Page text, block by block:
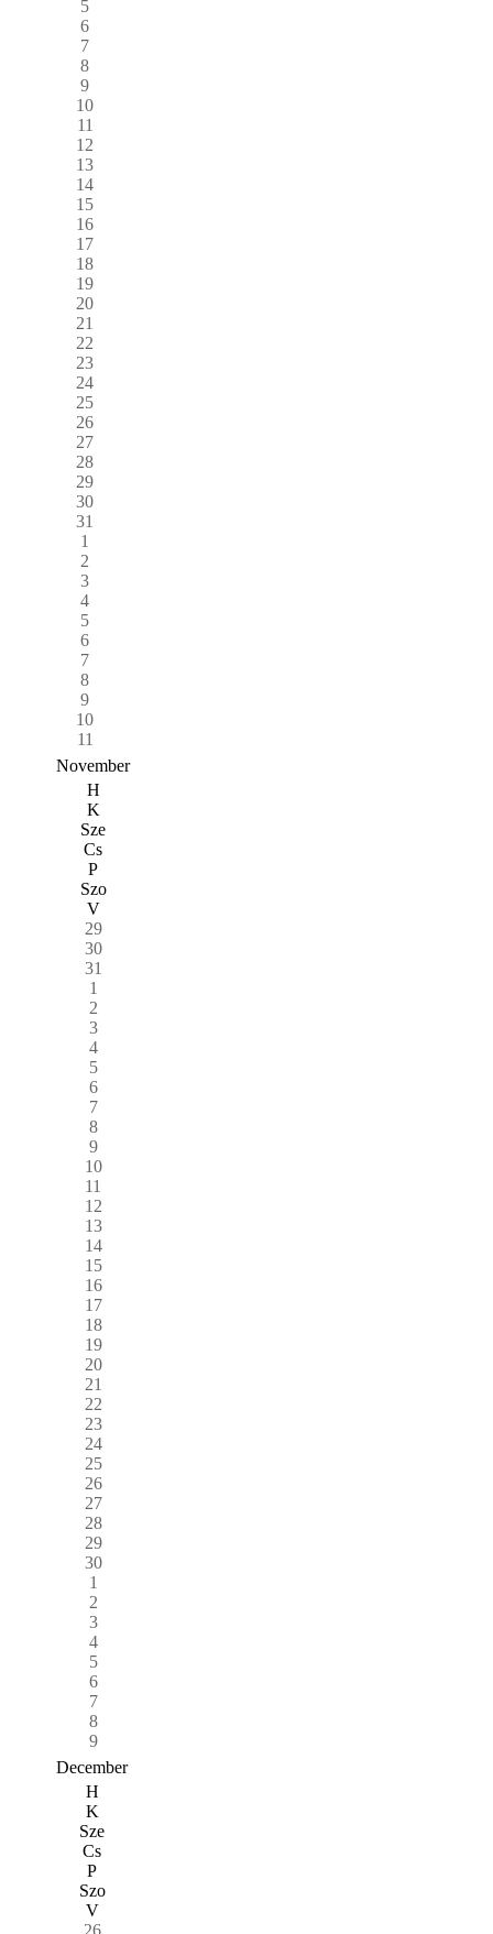
5
6
7
8
9
10
11
12
13
14
15
16
17
18
19
20
21
22
23
24
25
26
27
28
29
30
31
1
2
3
4
5
6
7
8
9
10
11
November
H
K
Sze
Cs
P
Szo
V
29
30
31
1
2
3
4
5
6
7
8
9
10
11
12
13
14
15
16
17
18
19
20
21
22
23
24
25
26
27
28
29
30
1
2
3
4
5
6
7
8
9
December
H
K
Sze
Cs
P
Szo
V
26